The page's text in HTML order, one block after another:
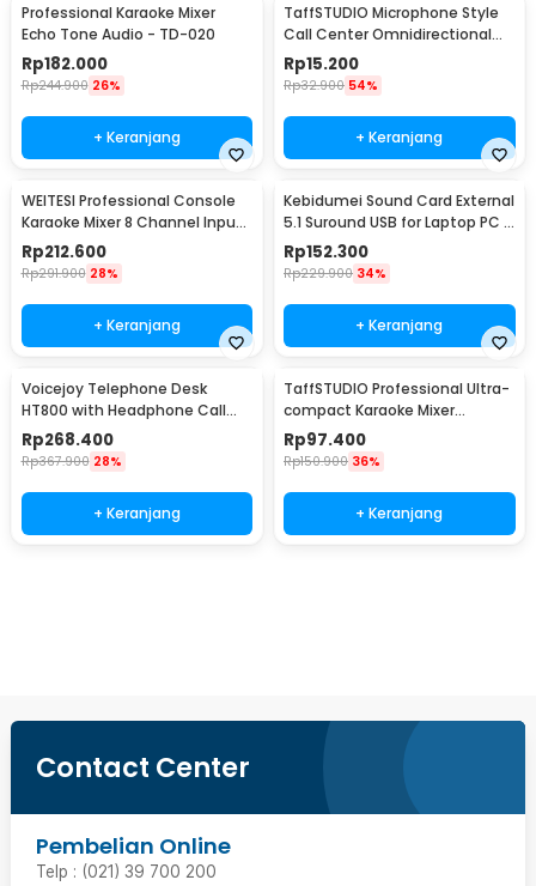
Professional Karaoke Mixer
Echo Tone Audio - TD-020
Rp182.000
Rp244.900 26%
+ Keranjang
TaffSTUDIO Microphone Style
Call Center Omnidirectional
52dB - MF03
Rp15.200
Rp32.900 54%
+ Keranjang
WEITESI Professional Console
Karaoke Mixer 8 Channel Input
Mic - AM-228
Rp212.600
Rp291.900 28%
+ Keranjang
Kebidumei Sound Card External
5.1 Suround USB for Laptop PC -
CM6206
Rp152.300
Rp229.900 34%
+ Keranjang
Voicejoy Telephone Desk
HT800 with Headphone Call
Center VH500
Rp268.400
Rp367.900 28%
+ Keranjang
TaffSTUDIO Professional Ultra-
compact Karaoke Mixer
Amplifier 4 Ch - MH400
Rp97.400
Rp150.900 36%
+ Keranjang
Contact Center
Pembelian Online
Telp : (021) 39 700 200